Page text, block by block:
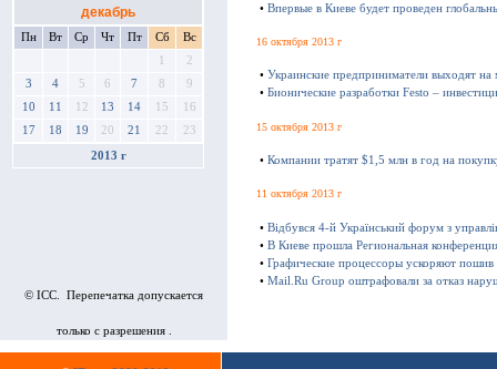
декабрь
Пн Вт Ср Чт Пт Сб
Вс
1
2
3
4 5 6 7 8
9
10
11 12 13 14 15
16
17
18 19 20 21 22 23
2013 г
© ICC. Перепечатка допускается
только с разрешения .
• Впервые в Киеве будет проведен
16 октября 2013 г
• Украинские предприниматели выходят
• Бионические разработки Festo –
15 октября 2013 г
• Компании тратят $1,5 млн в год на
11 октября 2013 г
• Відбувся 4-й Український форум з
• В Киеве прошла Региональная
• Графические процессоры ускоряют
• Mail.Ru Group оштрафовали за отказ